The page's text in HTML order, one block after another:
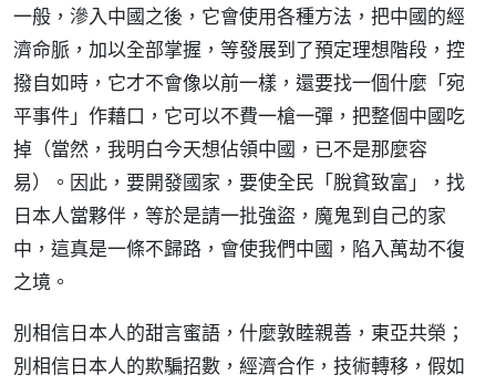
一般，滲入中國之後，它會使用各種方法，把中國的經
濟命脈，加以全部掌握，等發展到了預定理想階段，控
撥自如時，它才不會像以前一樣，還要找一個什麼「宛
平事件」作藉口，它可以不費一槍一彈，把整個中國吃
掉（當然，我明白今天想佔領中國，已不是那麼容
易）。因此，要開發國家，要使全民「脫貧致富」，找
日本人當夥伴，等於是請一批強盜，魔鬼到自己的家
中，這真是一條不歸路，會使我們中國，陷入萬劫不復
之境。
別相信日本人的甜言蜜語，什麼敦睦親善，東亞共榮；
別相信日本人的欺騙招數，經濟合作，技術轉移，假如